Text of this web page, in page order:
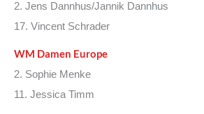
2. Jens Dannhus/Jannik Dannhus
17. Vincent Schrader
WM Damen Europe
2. Sophie Menke
11. Jessica Timm